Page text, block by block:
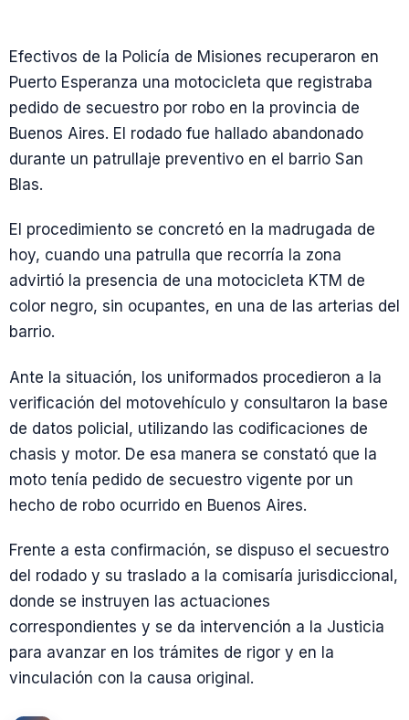
Efectivos de la Policía de Misiones recuperaron en
Puerto Esperanza una motocicleta que registraba
pedido de secuestro por robo en la provincia de
Buenos Aires. El rodado fue hallado abandonado
durante un patrullaje preventivo en el barrio San
Blas.
El procedimiento se concretó en la madrugada de
hoy, cuando una patrulla que recorría la zona
advirtió la presencia de una motocicleta KTM de
color negro, sin ocupantes, en una de las arterias del
barrio.
Ante la situación, los uniformados procedieron a la
verificación del motovehículo y consultaron la base
de datos policial, utilizando las codificaciones de
chasis y motor. De esa manera se constató que la
moto tenía pedido de secuestro vigente por un
hecho de robo ocurrido en Buenos Aires.
Frente a esta confirmación, se dispuso el secuestro
del rodado y su traslado a la comisaría jurisdiccional,
donde se instruyen las actuaciones
correspondientes y se da intervención a la Justicia
para avanzar en los trámites de rigor y en la
vinculación con la causa original.